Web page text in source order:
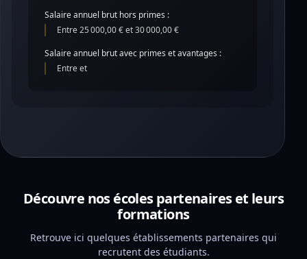
Salaire annuel brut hors primes :
Entre 25 000,00 € et 30 000,00 €
Salaire annuel brut avec primes et avantages :
Entre et
Découvre nos écoles partenaires et leurs
formations
Retrouve ici quelques établissements partenaires qui
recrutent des étudiants.